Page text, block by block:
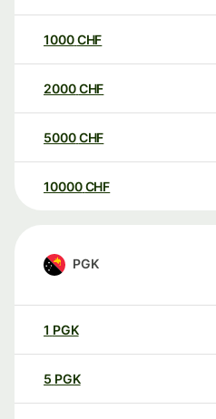
1000CHF
2000CHF
5000CHF
10000 CHF
PGK
1 PGK
5 PGK